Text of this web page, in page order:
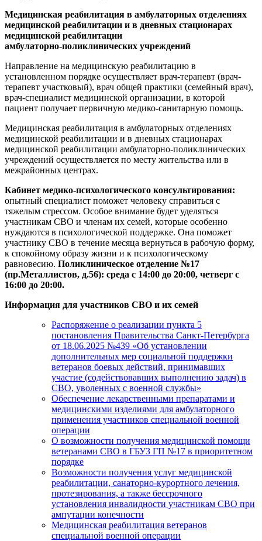
Медицинская реабилитация в амбулаторных отделениях
медицинской реабилитации и в дневных стационарах
медицинской реабилитации
амбулаторно-поликлинических учреждений
Направление на медицинскую реабилитацию в
установленном порядке осуществляет врач-терапевт (врач-
терапевт участковый), врач общей практики (семейный врач),
врач-специалист медицинской организации, в которой
пациент получает первичную медико-санитарную помощь.
Медицинская реабилитация в амбулаторных отделениях
медицинской реабилитации и в дневных стационарах
медицинской реабилитации амбулаторно-поликлинических
учреждений осуществляется по месту жительства или в
межрайонных центрах.
Кабинет медико-психологического консультирования:
опытный специалист поможет человеку справиться с
тяжелым стрессом. Особое внимание будет уделяться
участникам СВО и членам их семей, которые особенно
нуждаются в психологической поддержке. Она поможет
участнику СВО в течение месяца вернуться в рабочую форму,
к спокойному образу жизни и к психологическому
равновесию. Поликлиническое отделение №17
(пр.Металлистов, д.56): среда с 14:00 до 20:00, четверг с
16:00 до 20:00.
Информация для участников СВО и их семей
Распоряжение о реализации пункта 5
постановления Правительства Санкт-Петербурга
от 18.06.2025 №439 «Об установлении
дополнительных мер социальной поддержки
ветеранов боевых действий, принимавших
участие (содействовавших выполнению задач) в
СВО, уволенных с военной службы»
Обеспечение лекарственными препаратами и
медицинскими изделиями для амбулаторного
применения участников специальной военной
операции
О возможности получения медицинской помощи
ветеранами СВО в ГБУЗ ГП №17 в приоритетном
порядке
Возможности получения услуг медицинской
реабилитации, санаторно-курортного лечения,
протезирования, а также бессрочного
установления инвалидности участникам СВО при
ампутации конечности
Медицинская реабилитация ветеранов
специальной военной операции